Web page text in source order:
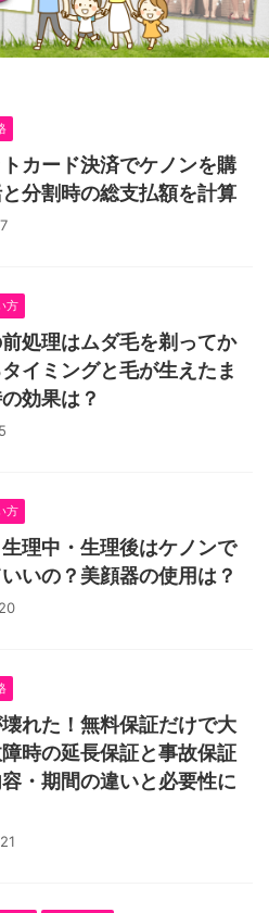
カード決済でケノンを購
分割時の総支払額を計算
方
処理はムダ毛を剃ってか
イミングと毛が生えたま
効果は？
方
理中・生理後はケノンで
いの？美顔器の使用は？
れた！無料保証だけで大
時の延長保証と事故保証
・期間の違いと必要性に